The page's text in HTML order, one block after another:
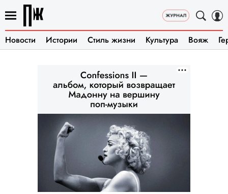
Новости Истории Стиль жизни Культура Вояж